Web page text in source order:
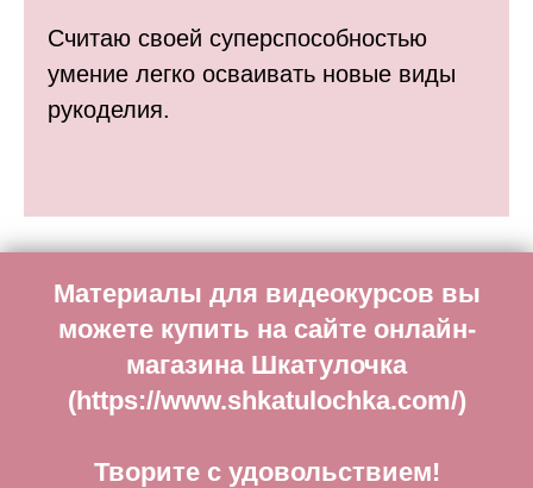
Считаю своей суперспособностью
умение легко осваивать новые виды
рукоделия.
Материалы для видеокурсов вы
можете купить на сайте онлайн-
магазина Шкатулочка
(https://www.shkatulochka.com/)
Творите с удовольствием!